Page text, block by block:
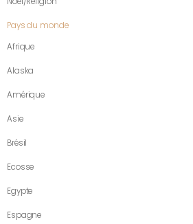
Pays du monde
Afrique
Alaska
Amérique
Asie
Brésil
Ecosse
Egypte
Espagne